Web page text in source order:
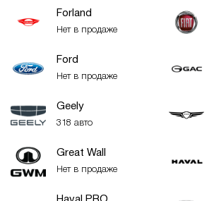
Forland
Нет в продаже
Ford
Нет в продаже
Geely
318 авто
Great Wall
Нет в продаже